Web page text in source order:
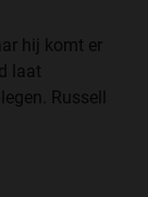
hij komt er
laat
Russell